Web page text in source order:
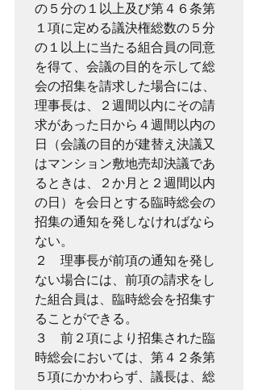
の５分の１以上及び第４６条第
１項に定める議決権総数の５分
の１以上に当たる組合員の同意
を得て、会議の目的を示して総
会の招集を請求した場合には、
理事長は、２週間以内にその請
求があった日から４週間以内の
日（会議の目的が建替え決議又
はマンション敷地売却決議であ
るときは、２か月と２週間以内
の日）を会日とする臨時総会の
招集の通知を発しなければなら
ない。
２　理事長が前項の通知を発し
ない場合には、前項の請求をし
た組合員は、臨時総会を招集す
ることができる。
３　前２項により招集された臨
時総会においては、第４２条第
５項にかかわらず、議長は、総